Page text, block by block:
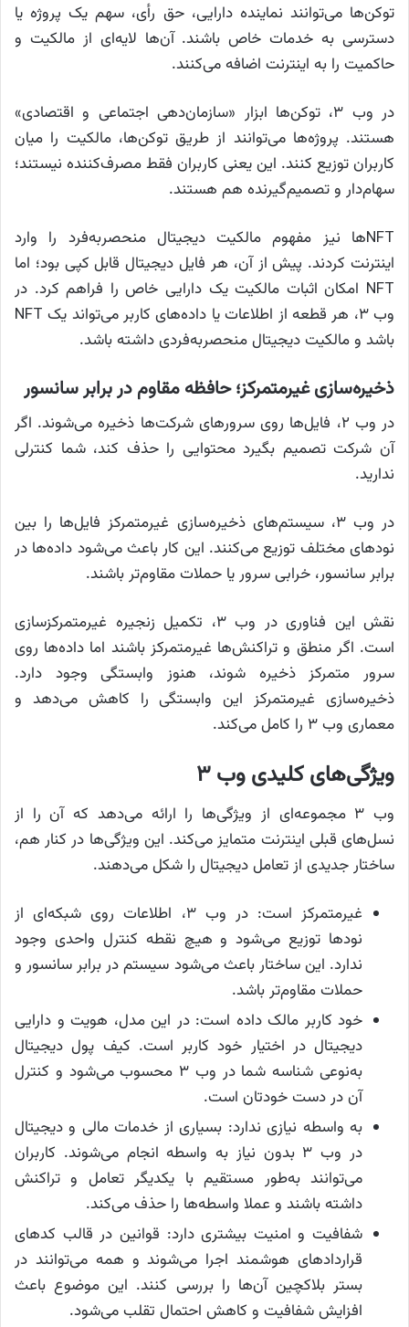
توکن‌ها می‌توانند نماینده دارایی، حق رأی، سهم یک پروژه یا
دسترسی به خدمات خاص باشند. آن‌ها لایه‌ای از مالکیت و
حاکمیت را به اینترنت اضافه می‌کنند.
در وب ۳، توکن‌ها ابزار «سازمان‌دهی اجتماعی و اقتصادی»
هستند. پروژه‌ها می‌توانند از طریق توکن‌ها، مالکیت را میان
کاربران توزیع کنند. این یعنی کاربران فقط مصرف‌کننده نیستند؛
سهام‌دار و تصمیم‌گیرنده هم هستند.
NFTها نیز مفهوم مالکیت دیجیتال منحصربه‌فرد را وارد
اینترنت کردند. پیش از آن، هر فایل دیجیتال قابل کپی بود؛ اما
NFT امکان اثبات مالکیت یک دارایی خاص را فراهم کرد. در
وب ۳، هر قطعه از اطلاعات یا داده‌های کاربر می‌تواند یک NFT
باشد و مالکیت دیجیتال منحصربه‌فردی داشته باشد.
ذخیره‌سازی غیرمتمرکز؛ حافظه مقاوم در برابر سانسور
در وب ۲، فایل‌ها روی سرورهای شرکت‌ها ذخیره می‌شوند. اگر
آن شرکت تصمیم بگیرد محتوایی را حذف کند، شما کنترلی
ندارید.
در وب ۳، سیستم‌های ذخیره‌سازی غیرمتمرکز فایل‌ها را بین
نودهای مختلف توزیع می‌کنند. این کار باعث می‌شود داده‌ها در
برابر سانسور، خرابی سرور یا حملات مقاوم‌تر باشند.
نقش این فناوری در وب ۳، تکمیل زنجیره غیرمتمرکزسازی
است. اگر منطق و تراکنش‌ها غیرمتمرکز باشند اما داده‌ها روی
سرور متمرکز ذخیره شوند، هنوز وابستگی وجود دارد.
ذخیره‌سازی غیرمتمرکز این وابستگی را کاهش می‌دهد و
معماری وب ۳ را کامل می‌کند.
ویژگی‌های کلیدی وب ۳
وب ۳ مجموعه‌ای از ویژگی‌ها را ارائه می‌دهد که آن را از
نسل‌های قبلی اینترنت متمایز می‌کند. این ویژگی‌ها در کنار هم،
ساختار جدیدی از تعامل دیجیتال را شکل می‌دهند.
غیرمتمرکز است: در وب ۳، اطلاعات روی شبکه‌ای از
نودها توزیع می‌شود و هیچ نقطه کنترل واحدی وجود
ندارد. این ساختار باعث می‌شود سیستم در برابر سانسور و
حملات مقاوم‌تر باشد.
خود کاربر مالک داده است: در این مدل، هویت و دارایی
دیجیتال در اختیار خود کاربر است. کیف پول دیجیتال
به‌نوعی شناسه شما در وب ۳ محسوب می‌شود و کنترل
آن در دست خودتان است.
به واسطه نیازی ندارد: بسیاری از خدمات مالی و دیجیتال
در وب ۳ بدون نیاز به واسطه انجام می‌شوند. کاربران
می‌توانند به‌طور مستقیم با یکدیگر تعامل و تراکنش
داشته باشند و عملا واسطه‌ها را حذف می‌کند.
شفافیت و امنیت بیشتری دارد: قوانین در قالب کدهای
قراردادهای هوشمند اجرا می‌شوند و همه می‌توانند در
بستر بلاکچین آن‌ها را بررسی کنند. این موضوع باعث
افزایش شفافیت و کاهش احتمال تقلب می‌شود.